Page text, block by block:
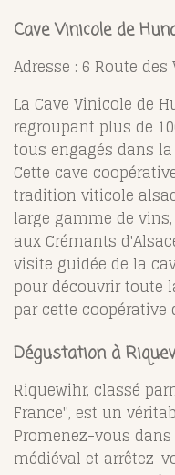
Cave Vinicole de
Adresse : 6 Route
La Cave Vinicole de
regroupant plus de
tous engagés dans
Cette cave
tradition viticole
large gamme de
aux Crémants
visite guidée de la
pour découvrir toute
par cette coopérative
Dégustation à
Riquewihr, classé
France", est un
Promenez-vous
médiéval et arrêtez-